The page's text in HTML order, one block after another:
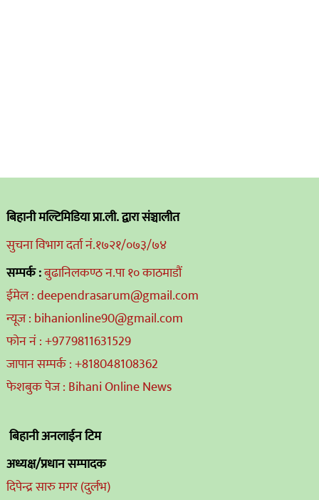
बिहानी मल्टिमिडिया प्रा.ली. द्वारा संञ्चालीत
सुचना विभाग दर्ता नं.१७२१/०७३/७४
सम्पर्क :बुढानिलकण्ठ न.पा १० काठमाडौं
ईमेल : deependrasarum@gmail.com
न्यूज : bihanionline90@gmail.com
फोन नं : +9779811631529
जापान सम्पर्क : +818048108362
फेशबुक पेज : Bihani Online News
बिहानी अनलाईन टिम
अध्यक्ष/प्रधान सम्पादक
दिपेन्द्र सारु मगर (दुर्लभ)